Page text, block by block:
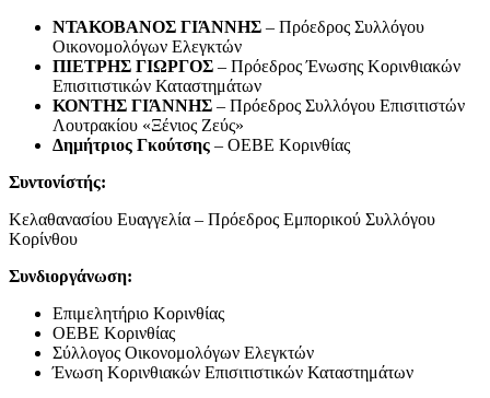
ΝΤΑΚΟΒΑΝΟΣ ΓΙΆΝΝΗΣ – Πρόεδρος Συλλόγου
Οικονομολόγων Ελεγκτών
ΠΙΕΤΡΗΣ ΓΙΩΡΓΟΣ – Πρόεδρος Ένωσης Κορινθιακών
Επισιτιστικών Καταστημάτων
ΚΟΝΤΗΣ ΓΙΆΝΝΗΣ – Πρόεδρος Συλλόγου Επισιτιστών
Λουτρακίου «Ξένιος Ζεύς»
Δημήτριος Γκούτσης – ΟΕΒΕ Κορινθίας
Συντονίστής:
Κελαθανασίου Ευαγγελία – Πρόεδρος Εμπορικού Συλλόγου
Κορίνθου
Συνδιοργάνωση:
Επιμελητήριο Κορινθίας
ΟΕΒΕ Κορινθίας
Σύλλογος Οικονομολόγων Ελεγκτών
Ένωση Κορινθιακών Επισιτιστικών Καταστημάτων